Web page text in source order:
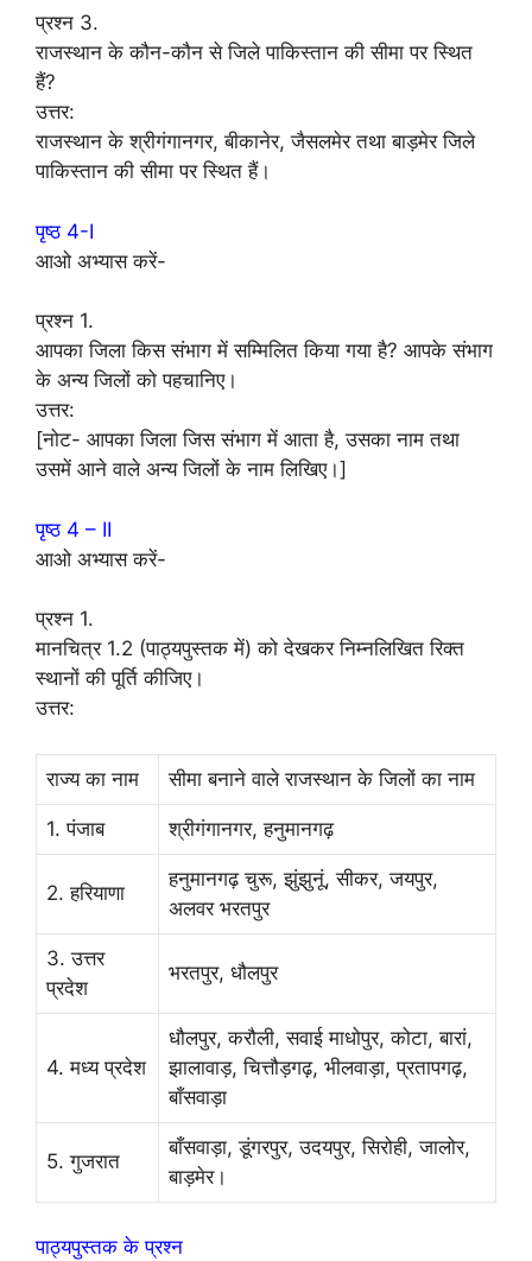
प्रश्न 3.
राजस्थान के कौन-कौन से जिले पाकिस्तान की सीमा पर स्थित
हैं?
उत्तर:
राजस्थान के श्रीगंगानगर, बीकानेर, जैसलमेर तथा बाड़मेर जिले
पाकिस्तान की सीमा पर स्थित हैं।
पृष्ठ 4-I
आओ अभ्यास करें-
प्रश्न 1.
आपका जिला किस संभाग में सम्मिलित किया गया है? आपके संभाग
के अन्य जिलों को पहचानिए।
उत्तर:
[नोट- आपका जिला जिस संभाग में आता है, उसका नाम तथा
उसमें आने वाले अन्य जिलों के नाम लिखिए।]
पृष्ठ 4 – II
आओ अभ्यास करें-
प्रश्न 1.
मानचित्र 1.2 (पाठ्यपुस्तक में) को देखकर निम्नलिखित रिक्त
स्थानों की पूर्ति कीजिए।
उत्तर:
राज्य का नाम सीमा बनाने वाले राजस्थान के जिलों का नाम
1. पंजाब श्रीगंगानगर, हनुमानगढ़
2. हरियाणा
हनुमानगढ़ चुरू, झुंझुनूं, सीकर, जयपुर,
अलवर भरतपुर
3. उत्तर
प्रदेश
भरतपुर, धौलपुर
4. मध्य प्रदेश
धौलपुर, करौली, सवाई माधोपुर, कोटा, बारां,
झालावाड़, चित्तौड़गढ़, भीलवाड़ा, प्रतापगढ़,
बाँसवाड़ा
5. गुजरात
बाँसवाड़ा, डूंगरपुर, उदयपुर, सिरोही, जालोर,
बाड़मेर।
पाठ्यपुस्तक के प्रश्न